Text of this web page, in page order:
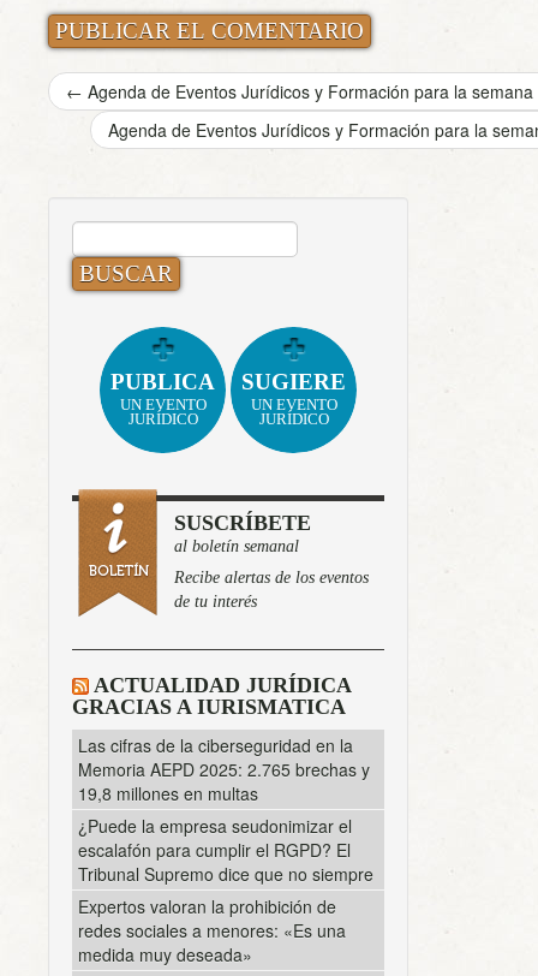
← Agenda de Eventos Jurídicos y Formación para la
Agenda de Eventos Jurídicos y Formación para la
BUSCAR:
PUBLICA
UN EVENTO
JURÍDICO
SUGIERE
UN EVENTO
JURÍDICO
SUSCRÍBETE
al boletín semanal
Recibe alertas de los eventos
de tu interés
ACTUALIDAD JURÍDICA
GRACIAS A IURISMATICA
Las cifras de la ciberseguridad en la
Memoria AEPD 2025: 2.765 brechas y
19,8 millones en multas
¿Puede la empresa seudonimizar el
escalafón para cumplir el RGPD? El
Tribunal Supremo dice que no siempre
Expertos valoran la prohibición de
redes sociales a menores: «Es una
medida muy deseada»